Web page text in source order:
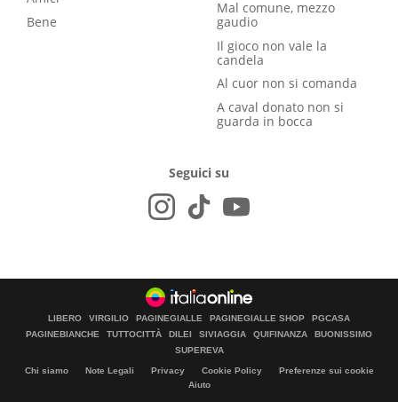
Bene
Mal comune, mezzo
gaudio
Il gioco non vale la
candela
Al cuor non si comanda
A caval donato non si
guarda in bocca
Seguici su
LIBERO VIRGILIO PAGINEGIALLE PAGINEGIALLE SHOP
PGCASA
PAGINEBIANCHE
TUTTOCITTÀ DILEI SIVIAGGIA QUIFINANZA
BUONISSIMO
SUPEREVA
Chi siamo Note Legali Privacy Cookie Policy
Preferenze sui cookie
Aiuto